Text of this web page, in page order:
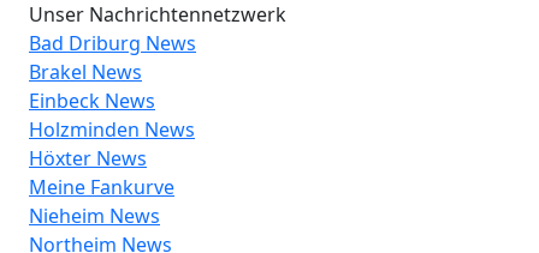
Unser Nachrichtennetzwerk
Bad Driburg News
Brakel News
Einbeck News
Holzminden News
Höxter News
Meine Fankurve
Nieheim News
Northeim News